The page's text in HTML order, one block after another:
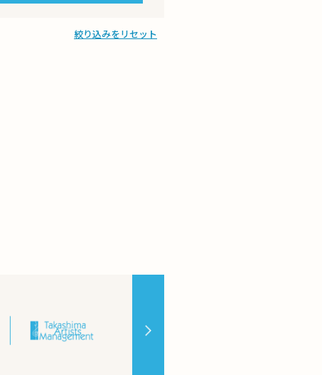
絞り込みをリセット